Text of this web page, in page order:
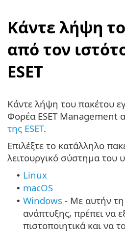
Κάντε λήψη
από τον
ESET
Κάντε λήψη του πακέτου
Φορέα ESET Management
της ESET.
Επιλέξτε το κατάλληλο
λειτουργικό σύστημα του
• Linux
• macOS
• Windows - Με αυτήν
ανάπτυξης, πρέπει να
πιστοποιητικά και να